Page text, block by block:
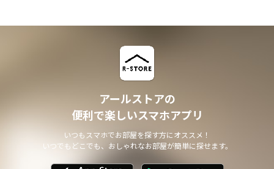
アールストアの
便利で楽しいスマホアプリ
いつもスマホでお部屋を探す方にオススメ！
いつでもどこでも、おしゃれなお部屋が簡単に探せます。